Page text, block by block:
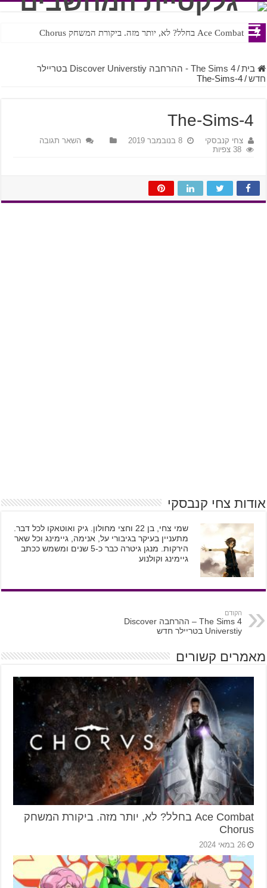
Ace Combat בחלל? לא, יותר מזה. ביקורת המשחק Chorus
Steven Universe והשירים שתורגמו בצורה נוראית לעברית
בית /
The Sims 4 - ההרחבה Discover Universtiy בטריילר
חדש /
The-Sims-4
The-Sims-4
צחי קנבסקי 8 בנובמבר 2019
השאר תגובה
38 צפיות
אודות צחי קנבסקי
שמי צחי, בן 22 וחצי מחולון. גיק ואוטאקו לכל דבר.
מתעניין בעיקר בגיבורי על, אנימה, גיימינג וכל שאר
הירקות. מנגן גיטרה כבר כ-5 שנים ומשמש ככתב
גיימינג וקולנוע
הקודם
The Sims 4 – ההרחבה Discover
Universtiy בטריילר חדש
מאמרים קשורים
Ace Combat בחלל? לא, יותר מזה. ביקורת המשחק
Chorus
26 במאי 2024